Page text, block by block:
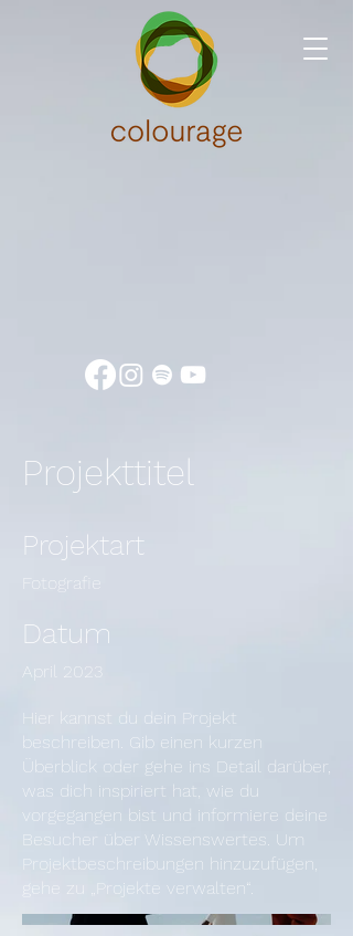
Projekttitel
Projektart
Fotografie
Datum
April 2023
Hier kannst du dein Projekt
beschreiben. Gib einen kurzen
Überblick oder gehe ins Detail darüber,
was dich inspiriert hat, wie du
vorgegangen bist und informiere deine
Besucher über Wissenswertes. Um
Projektbeschreibungen hinzuzufügen,
gehe zu „Projekte verwalten“.